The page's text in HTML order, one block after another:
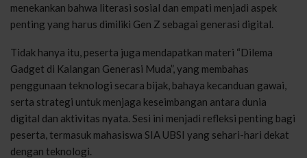
menekankan bahwa literasi sosial dan empati menjadi aspek
penting yang harus dimiliki Gen Z sebagai generasi digital.
Tidak hanya itu, peserta juga mendapatkan materi “Dilema
Gadget di Kalangan Generasi Muda”, yang membahas
penggunaan teknologi secara bijak, bahaya kecanduan gawai,
serta strategi untuk menjaga keseimbangan antara dunia
digital dan aktivitas nyata. Sesi ini menjadi refleksi penting bagi
peserta, termasuk mahasiswa SIA UBSI yang sehari-hari dekat
dengan teknologi.